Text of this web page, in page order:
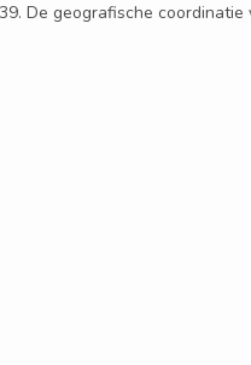
De geografische coordinatie